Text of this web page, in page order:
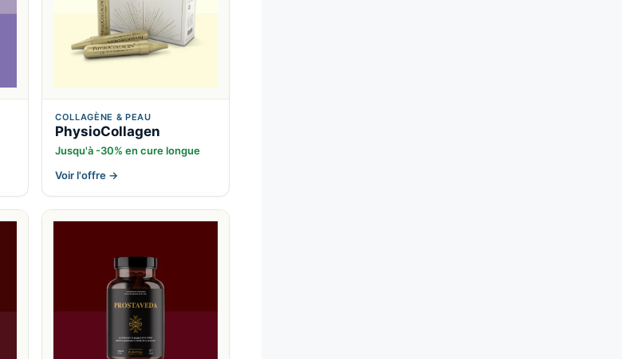
COLLAGÈNE & PEAU
PhysioCollagen
Jusqu'à -30% en cure longue
Voir l'offre →